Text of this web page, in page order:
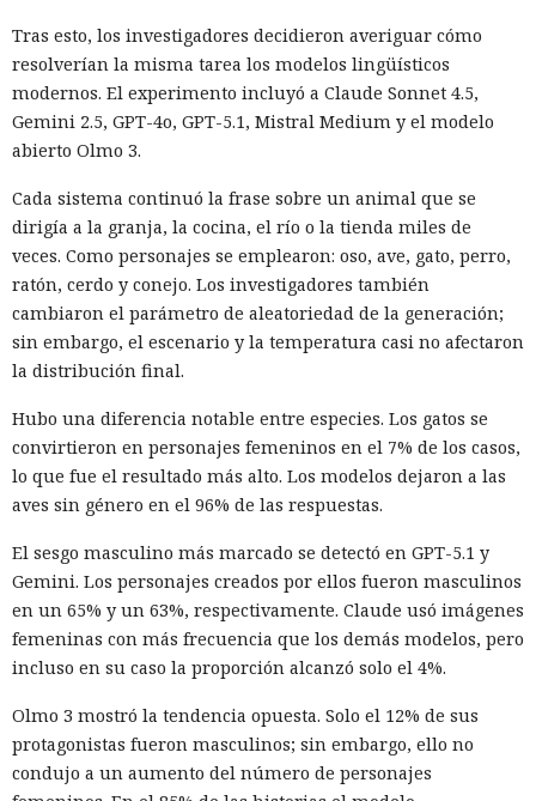
Tras esto, los investigadores decidieron averiguar cómo
resolverían la misma tarea los modelos lingüísticos
modernos. El experimento incluyó a Claude Sonnet 4.5,
Gemini 2.5, GPT-4o, GPT-5.1, Mistral Medium y el modelo
abierto Olmo 3.
Cada sistema continuó la frase sobre un animal que se
dirigía a la granja, la cocina, el río o la tienda miles de
veces. Como personajes se emplearon: oso, ave, gato, perro,
ratón, cerdo y conejo. Los investigadores también
cambiaron el parámetro de aleatoriedad de la generación;
sin embargo, el escenario y la temperatura casi no afectaron
la distribución final.
Hubo una diferencia notable entre especies. Los gatos se
convirtieron en personajes femeninos en el 7% de los casos,
lo que fue el resultado más alto. Los modelos dejaron a las
aves sin género en el 96% de las respuestas.
El sesgo masculino más marcado se detectó en GPT-5.1 y
Gemini. Los personajes creados por ellos fueron masculinos
en un 65% y un 63%, respectivamente. Claude usó imágenes
femeninas con más frecuencia que los demás modelos, pero
incluso en su caso la proporción alcanzó solo el 4%.
Olmo 3 mostró la tendencia opuesta. Solo el 12% de sus
protagonistas fueron masculinos; sin embargo, ello no
condujo a un aumento del número de personajes